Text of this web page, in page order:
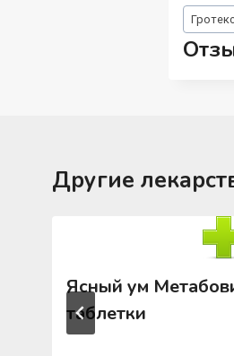
Метки
записи:
Другие
Ясный ум
таблетки